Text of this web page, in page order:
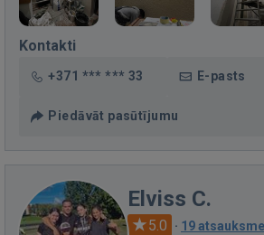
Kontakti
+371 *** *** 33 E-pasts
Piedāvāt pasūtījumu
Elviss C.
5.0 · 19